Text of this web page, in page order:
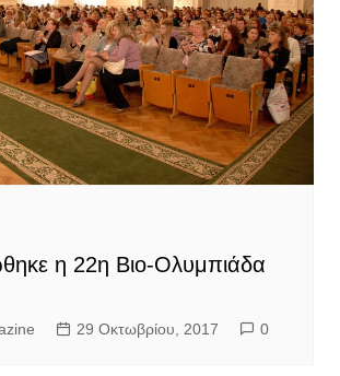
η 22η Βιο-Ολυμπιάδα
29 Οκτωβρίου, 2017 0